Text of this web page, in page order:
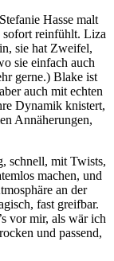
Hasse malt
sofort reinfühlt. Liza
sie hat Zweifel,
sie einfach auch
gerne.) Blake ist
auch mit echten
Dynamik knistert,
Annäherungen,
schnell, mit Twists,
machen, und
an der
fast greifbar.
vor mir, als wär ich
und passend,